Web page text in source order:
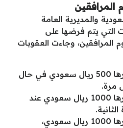
والمديرية العامة
التي يتم فرضها على
المرافقين، وجاءت العقوبات
دفع غرامة مالية قدرها 500 ريال سعودي في حال
مرة.
دفع غرامة مالية قدرها 1000 ريال سعودي عند
دفع غرامة مالية قدرها 1000 ريال سعودي،